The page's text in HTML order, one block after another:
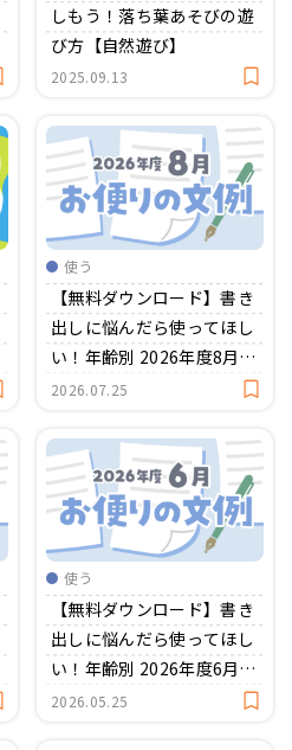
しもう！落ち葉あそびの遊
び方【自然遊び】
2025.09.13
使う
【無料ダウンロード】書き
出しに悩んだら使ってほし
い！年齢別 2026年度8月の
お便り文例集
2026.07.25
使う
【無料ダウンロード】書き
出しに悩んだら使ってほし
い！年齢別 2026年度6月の
お便り文例集
2026.05.25